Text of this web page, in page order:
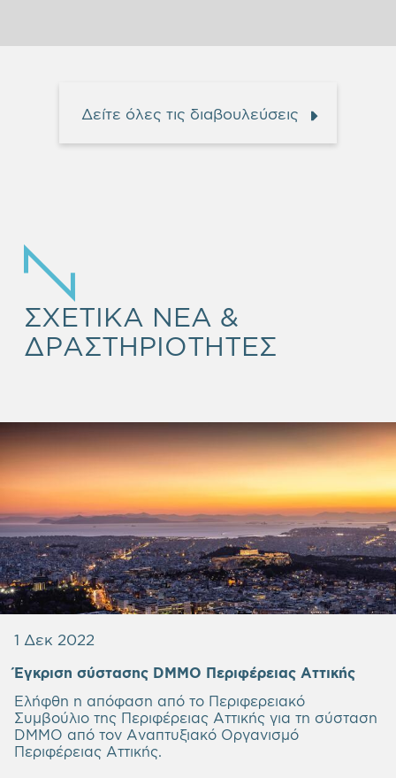
Δείτε όλες τις διαβουλεύσεις
ΣΧΕΤΙΚΑ ΝΕΑ &
ΔΡΑΣΤΗΡΙΟΤΗΤΕΣ
1 Δεκ 2022
Έγκριση σύστασης DMMO Περιφέρειας Αττικής
Ελήφθη η απόφαση από το Περιφερειακό
Συμβούλιο της Περιφέρειας Αττικής για τη σύσταση
DMMO από τον Αναπτυξιακό Οργανισμό
Περιφέρειας Αττικής.